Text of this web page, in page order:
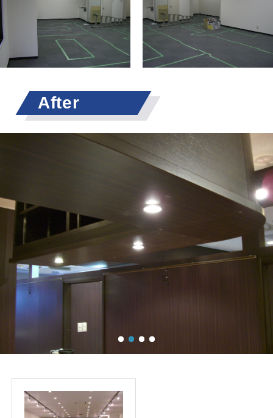
TOP
自社施工可能品目
実績
インフォメーション
会社概要
お問い合わせ
After